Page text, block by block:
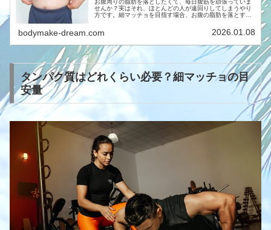
お腹周りの脂肪を落としたくて、毎日腹筋を頑張っていま
せんか？実はそれ、ほとんどの人が遠回りしてしまうやり
方です。細マッチョを目指す場合、お腹の脂肪を落とすた
bodymake-dream.com 2026.01.08
タンパク質はどれくらい必要？細マッチョの目
安量